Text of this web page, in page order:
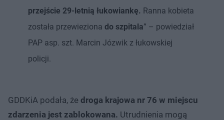
przejście 29-letnią łukowiankę. Ranna kobieta
została przewieziona do szpitala” – powiedział
PAP asp. szt. Marcin Józwik z łukowskiej
policji.
GDDKiA podała, że droga krajowa nr 76 w miejscu
zdarzenia jest zablokowana. Utrudnienia mogą